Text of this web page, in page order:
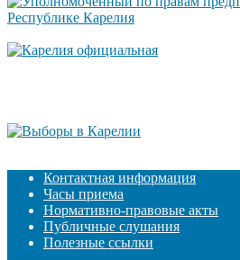
Контактная информация
Часы приема
Нормативно-правовые акты
Публичные слушания
Полезные ссылки